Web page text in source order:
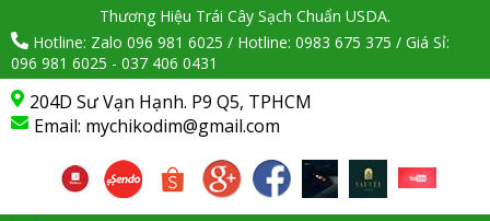
Thương Hiệu Trái Cây Sạch Chuẩn USDA.
Hotline: Zalo 096 981 6025 / Hotline: 0983 675 375 / Giá Sỉ:
096 981 6025 - 037 406 0431
204D Sư Vạn Hạnh. P9 Q5, TPHCM
Email: mychikodim@gmail.com